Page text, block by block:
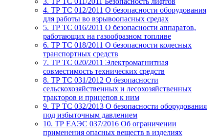
4. ТР ТС 012/2011 О безопасности оборудования
для работы во взрывоопасных средах
5. ТР ТС 016/2011 О безопасности аппаратов,
работающих на газообразном топливе
6. ТР ТС 018/2011 О безопасности колесных
транспортных средств
7. TР ТС 020/2011 Электромагнитная
совместимость технических средств
8. ТР ТС 031/2012 О безопасности
сельскохозяйственных и лесохозяйственных
тракторов и прицепов к ним
9. ТР ТС 032/2013 О безопасности оборудования
под избыточным давлением
10. ТР ЕАЭС 037/2016 Об ограничении
применения опасных веществ в изделиях